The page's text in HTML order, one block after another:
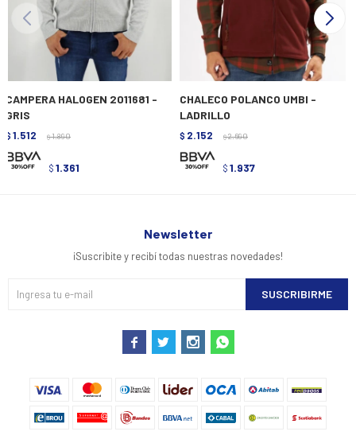
CAMPERA HALOGEN 2011681 -
GRIS
$ 1.512 $ 1.890
$ 1.361
CHALECO POLANCO UMBI -
LADRILLO
$ 2.152 $ 2.690
$ 1.937
Newsletter
¡Suscribite y recibí todas nuestras novedades!
SUSCRIBIRME
   